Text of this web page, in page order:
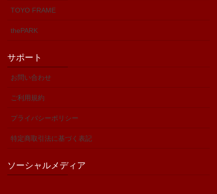
TOYO FRAME
thePARK
サポート
お問い合わせ
ご利用規約
プライバシーポリシー
特定商取引法に基づく表記
ソーシャルメディア